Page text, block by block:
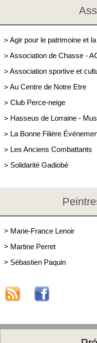
> Agir pour le patrimoine et
> Association de Chasse -
> Association sportive et
> Au Centre de Notre Etre
> Club Perce-neige
> Hasseus de Lorraine -
> La Bonne Filière
> Les Anciens Combattants
> Solidarité Gadiobé
> Marie-France Lenoir
> Martine Perret
> Sébastien Paquin